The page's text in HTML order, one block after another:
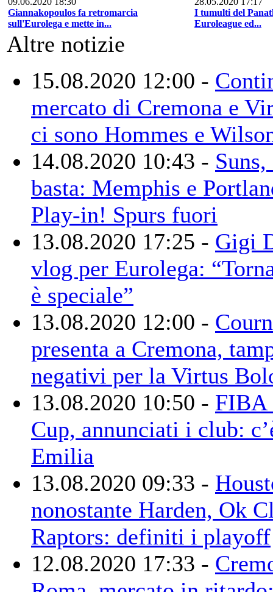
Giannakopoulos fa retromarcia
sull'Eurolega e mette in...
I tumulti del
Euroleague ed...
Altre notizie
15.08.2020 12:00 -
mercato di Cremona e
ci sono Hommes e
14.08.2020 10:43 -
basta: Memphis e
Play-in! Spurs fuori
13.08.2020 17:25 - Gigi
vlog per Eurolega:
è speciale”
13.08.2020 12:00 -
presenta a Cremona,
negativi per la Virtus
13.08.2020 10:50 - FIBA
Cup, annunciati i club:
Emilia
13.08.2020 09:33 -
nonostante Harden, Ok
Raptors: definiti i playoff
12.08.2020 17:33 -